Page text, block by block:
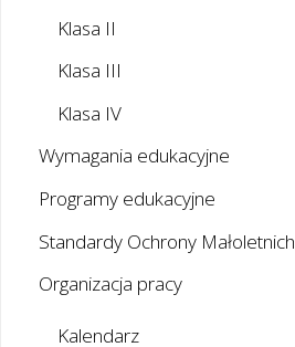
Klasa II
Klasa III
Klasa IV
Wymagania edukacyjne
Programy edukacyjne
Standardy Ochrony Małoletnich
Organizacja pracy
Kalendarz